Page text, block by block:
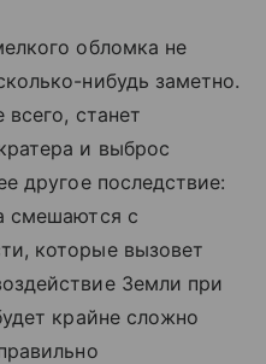
обломка не
нибудь заметно.
станет
и выброс
другое последствие:
смешаются с
которые вызовет
Земли при
крайне сложно